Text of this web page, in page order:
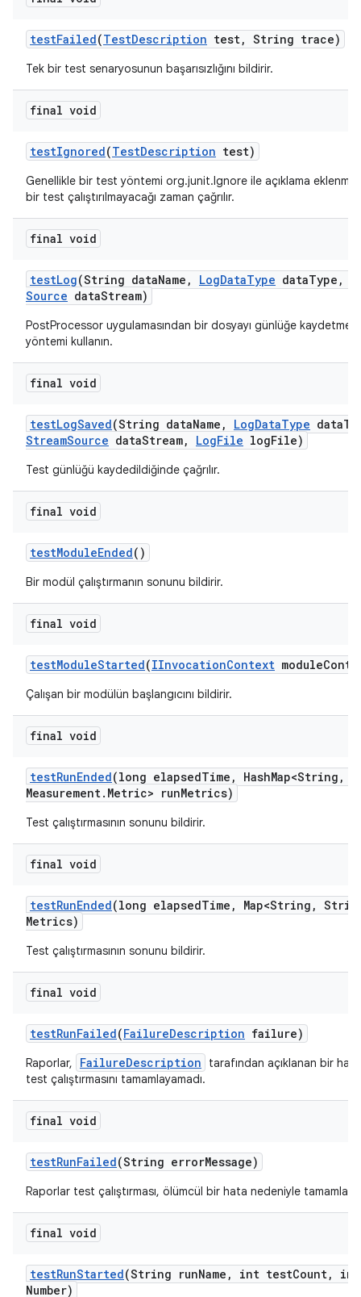
testFailed(TestDescription test, String trace)
Tek bir test senaryosunun başarısızlığını bildirir.
final void
testIgnored(TestDescription test)
Genellikle bir test yöntemi org.junit.Ignore ile açıklama
bir test çalıştırılmayacağı zaman çağrılır.
final void
testLog(String dataName , LogDataType dataType ,
Source dataStream)
PostProcessor uygulamasından bir dosyayı günlüğe
yöntemi kullanın.
final void
testLogSaved(String dataName , LogDataType data
StreamSource dataStream, LogFile logFile)
Test günlüğü kaydedildiğinde çağrılır.
final void
testModuleEnded()
Bir modül çalıştırmanın sonunu bildirir.
final void
testModuleStarted(IInvocationContext module
Çalışan bir modülün başlangıcını bildirir.
final void
testRunEnded(long elapsedTime , HashMap<String ,
Measurement. Metric> runMetrics)
Test çalıştırmasının sonunu bildirir.
final void
testRunEnded(long elapsedTime , Map<String ,
Metrics)
Test çalıştırmasının sonunu bildirir.
final void
testRunFailed(FailureDescription failure)
Raporlar, FailureDescription
tarafından açıklanan bir
test çalıştırmasını tamamlayamadı.
final void
testRunFailed(String errorMessage)
Raporlar test çalıştırması, ölümcül bir hata nedeniyle
final void
testRunStarted(String runName , int testCount,
int
Number)